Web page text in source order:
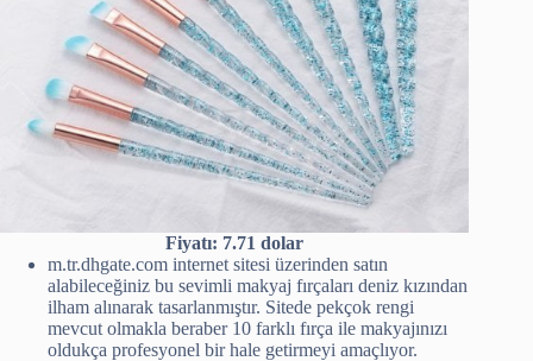
Fiyatı: 7.71 dolar
m.tr.dhgate.com internet sitesi üzerinden satın
alabileceğiniz bu sevimli makyaj fırçaları deniz kızından
ilham alınarak tasarlanmıştır. Sitede pekçok rengi
mevcut olmakla beraber 10 farklı fırça ile makyajınızı
oldukça profesyonel bir hale getirmeyi amaçlıyor.